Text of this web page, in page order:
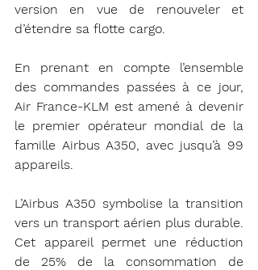
version en vue de renouveler et
d’étendre sa flotte cargo.
En prenant en compte l’ensemble
des commandes passées à ce jour,
Air France-KLM est amené à devenir
le premier opérateur mondial de la
famille Airbus A350, avec jusqu’à 99
appareils.
L’Airbus A350 symbolise la transition
vers un transport aérien plus durable.
Cet appareil permet une réduction
de 25% de la consommation de